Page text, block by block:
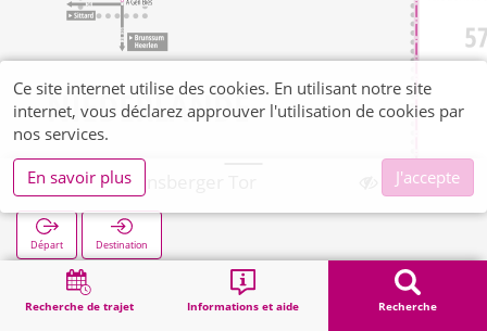
Recherche de trajet Informations et aide Recherche
Gangelt Heinsberger Tor
Départ Destination
Démarrage Recherche Gangelt Heinsberger Tor
Ce site internet utilise des cookies. En utilisant notre site
internet, vous déclarez approuver l'utilisation de cookies par
nos services.
En savoir plus
J'accepte